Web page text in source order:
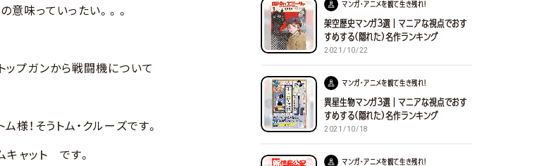
味っていったい。。。
ップガンから戦闘機について
！そうトム・クルーズです。
キャット です。
マンガ・アニメを観て生き残れ！
架空歴史マンガ３選｜マニアな視点でおす
すめする(隠れた)名作ランキング
2021/10/22
マンガ・アニメを観て生き残れ！
異星生物マンガ３選｜マニアな視点でおす
すめする(隠れた)名作ランキング
2021/10/18
マンガ・アニメを観て生き残れ！